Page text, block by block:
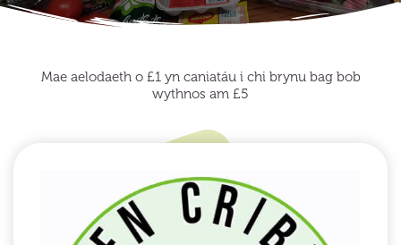
Mae aelodaeth o £1 yn caniatáu i chi brynu bag bob
wythnos am £5